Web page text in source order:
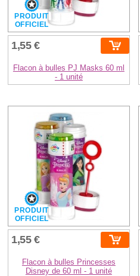
PRODUIT
OFFICIEL
1,55 €
Flacon à bulles PJ Masks 60 ml
- 1 unité
PRODUIT
OFFICIEL
1,55 €
Flacon à bulles Princesses
Disney de 60 ml - 1 unité